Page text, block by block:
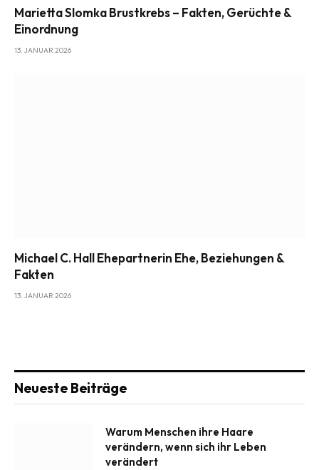
Marietta Slomka Brustkrebs – Fakten, Gerüchte &
Einordnung
13. JANUAR 2026
Michael C. Hall Ehepartnerin Ehe, Beziehungen &
Fakten
13. JANUAR 2026
Neueste Beiträge
Warum Menschen ihre Haare
verändern, wenn sich ihr Leben
verändert